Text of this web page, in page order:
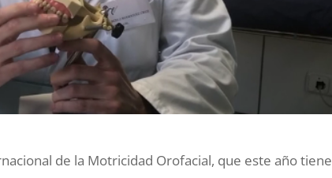
de la Motricidad Orofacial, que este año tiene